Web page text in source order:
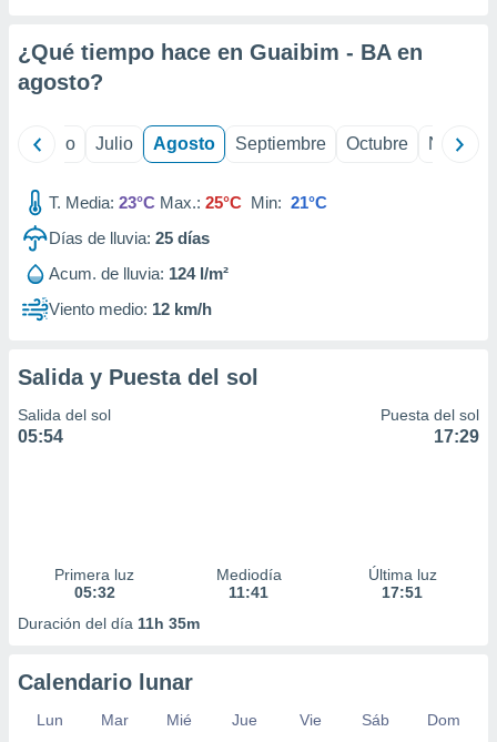
e
mediante
publicidad
publicidad
de
1199
¿Qué tiempo hace en Guaibim - BA en
agosto?
Junio Julio Agosto Septiembre Octubre
T. Media: 23°C Max.: 25°C Min: 21°C
Días de lluvia: 25 días
Acum. de lluvia: 124 l/m²
Viento medio: 12 km/h
Salida y Puesta del sol
Salida del sol
05:54
Puesta del sol
17:29
Primera luz
05:32
Mediodía
11:41
Última luz
17:51
Duración del día 11h 35m
Calendario lunar
Lun Mar Mié Jue Vie Sáb
Dom